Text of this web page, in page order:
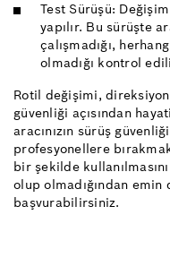
Test Sürüşü:
yapılır. Bu sürüşte
çalışmadığı,
olmadığı kontrol
Rotil değişimi,
güvenliği açısından
aracınızın sürüş
profesyonellere
bir şekilde
olup olmadığından
başvurabilirsiniz.